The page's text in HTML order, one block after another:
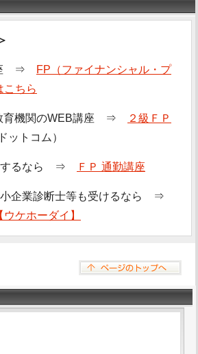
座 ⇒
FP（ファイナンシャル・プ
こちら
育機関のWEB講座 ⇒
２級ＦＰ
ットコム）
するなら ⇒ ＦＰ 通勤講座
小企業診断士等も受けるなら ⇒
ケホーダイ】